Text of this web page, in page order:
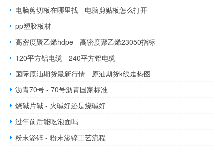
电脑剪切板在哪里找 - 电脑剪贴板怎么打开
pp塑胶板材 -
高密度聚乙烯hdpe - 高密度聚乙烯23050指标
120平方铝电缆 - 240平方铝电缆
国际原油期货最新行情 - 原油期货k线走势图
沥青70号 - 70号沥青国家标准
烧碱片碱 - 火碱好还是烧碱好
过年前后能吃泡面吗
粉末渗锌 - 粉末渗锌工艺流程